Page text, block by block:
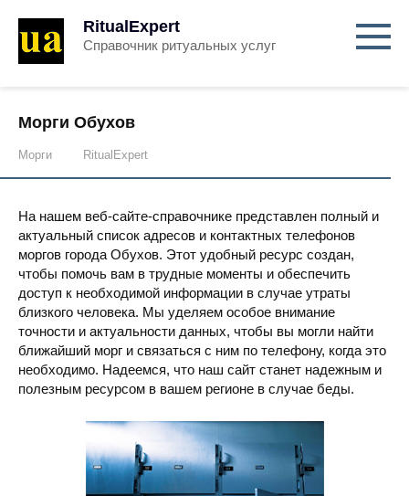
RitualExpert
Справочник ритуальных услуг
Морги Обухов
Морги RitualExpert
На нашем веб-сайте-справочнике представлен полный и
актуальный список адресов и контактных телефонов
моргов города Обухов. Этот удобный ресурс создан,
чтобы помочь вам в трудные моменты и обеспечить
доступ к необходимой информации в случае утраты
близкого человека. Мы уделяем особое внимание
точности и актуальности данных, чтобы вы могли найти
ближайший морг и связаться с ним по телефону, когда это
необходимо. Надеемся, что наш сайт станет надежным и
полезным ресурсом в вашем регионе в случае беды.